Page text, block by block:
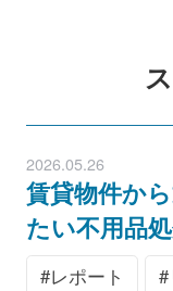
2026.05.26
賃貸物件か
たい不用品
レポート